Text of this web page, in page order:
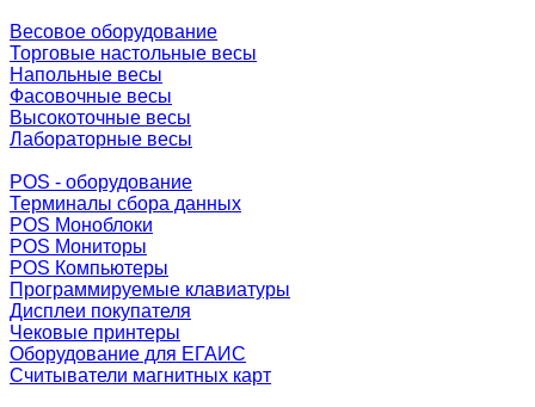
Весовое оборудование
Торговые настольные весы
Напольные весы
Фасовочные весы
Высокоточные весы
Лабораторные весы
POS - оборудование
Терминалы сбора данных
POS Моноблоки
POS Мониторы
POS Компьютеры
Программируемые клавиатуры
Дисплеи покупателя
Чековые принтеры
Оборудование для ЕГАИС
Считыватели магнитных карт